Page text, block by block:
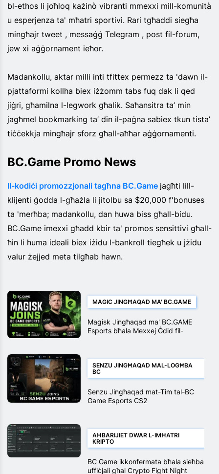
bl-ethos li joħloq każinò vibranti mmexxi mill-komunità
u esperjenza ta' mħatri sportivi. Rari tgħaddi siegħa
mingħajr tweet , messaġġ Telegram , post fil-forum,
jew xi aġġornament ieħor.
Madankollu, aktar milli inti tfittex permezz ta 'dawn il-
pjattaformi kollha biex iżżomm tabs fuq dak li qed
jiġri, għamilna l-legwork għalik. Saħansitra ta’ min
jagħmel bookmarking ta’ din il-paġna sabiex tkun tista’
tiċċekkja mingħajr sforz għall-aħħar aġġornamenti.
BC.Game Promo News
Il-kodiċi promozzjonali tagħna BC.Game jagħti lill-
klijenti ġodda l-għażla li jitolbu sa $20,000 f'bonuses
ta 'merħba; madankollu, dan huwa biss għall-bidu.
BC.Game imexxi għadd kbir ta' promos sensittivi għall-
ħin li huma ideali biex iżidu l-bankroll tiegħek u jżidu
valur żejjed meta tilgħab hawn.
MAGIC JINGĦAQAD MA' BC.GAME
Magisk Jingħaqad ma' BC.GAME
Esports bħala Mexxej Ġdid fil-
SENZU JINGĦAQAD MAL-LOGĦBA
BC
Senzu Jingħaqad mat-Tim tal-BC
Game Esports CS2
AĦBARIJIET DWAR L-IMĦATRI
KRIPTO
BC Game ikkonfermata bħala sieħba
uffiċjali għal Crypto Fight Night